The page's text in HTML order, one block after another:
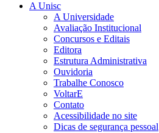
A Unisc
A Universidade
Avaliação Institucional
Concursos e Editais
Editora
Estrutura Administrativa
Ouvidoria
Trabalhe Conosco
VoltarE
Contato
Acessibilidade no site
Dicas de segurança pessoal